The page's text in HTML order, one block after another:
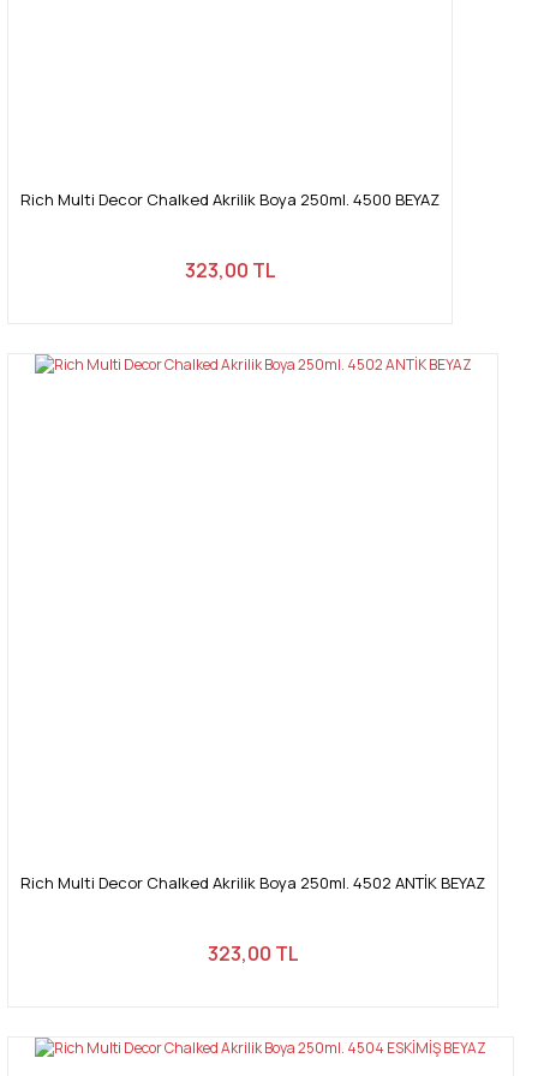
Rich Multi Decor Chalked Akrilik Boya 250ml. 4500 BEYAZ
323,00 TL
Rich Multi Decor Chalked Akrilik Boya 250ml. 4502 ANTİK BEYAZ
323,00 TL